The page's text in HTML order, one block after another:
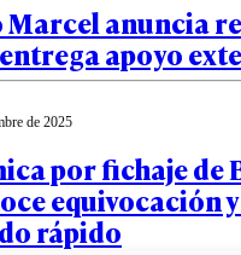
anuncia
apoyo
de 2025
por fichaje de
equivocación
rápido